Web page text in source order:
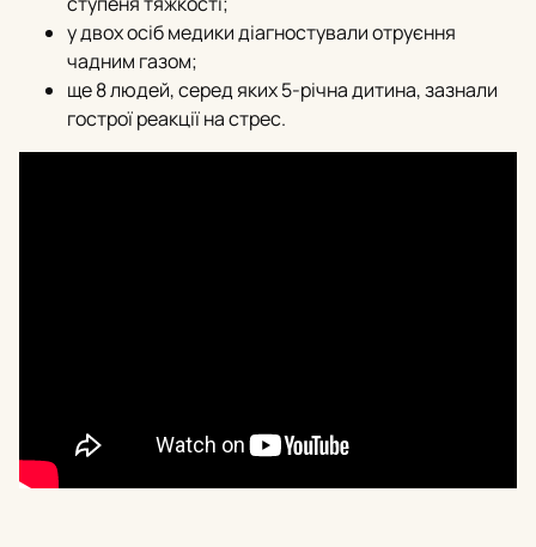
у двох осіб медики діагностували отруєння
чадним газом;
ще 8 людей, серед яких 5-річна дитина, зазнали
гострої реакції на стрес.